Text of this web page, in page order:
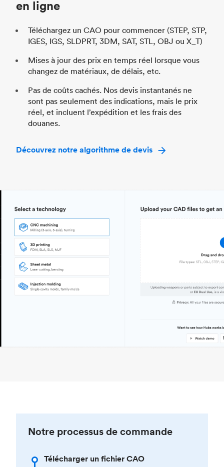
en ligne
Téléchargez un CAO pour commencer (STEP, STP,
IGES, IGS, SLDPRT, 3DM, SAT, STL, OBJ ou X_T)
Mises à jour des prix en temps réel lorsque vous
changez de matériaux, de délais, etc.
Pas de coûts cachés. Nos devis instantanés ne
sont pas seulement des indications, mais le prix
réel, et incluent l’expédition et les frais des
douanes.
Découvrez notre algorithme de devis
Notre processus de commande
Télécharger un fichier CAO